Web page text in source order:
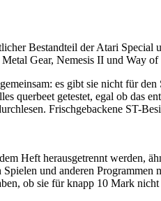
Bestandteil der Atari
Gear, Nemesis II und Way
es gibt sie nicht für
querbeet getestet, egal ob das
Frischgebackene ST-
Heft herausgetrennt werden,
Spielen und anderen
ob sie für knapp 10 Mark